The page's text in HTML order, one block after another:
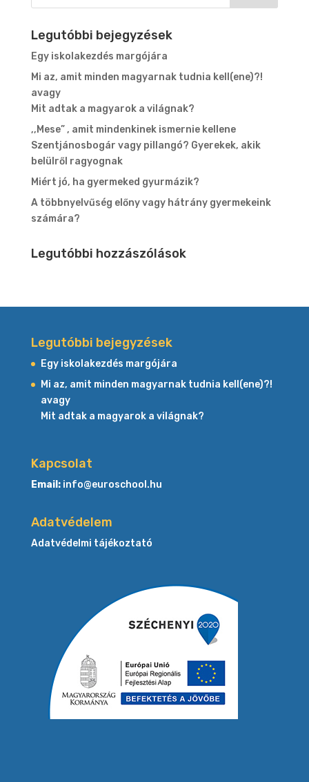
Legutóbbi bejegyzések
Egy iskolakezdés margójára
Mi az, amit minden magyarnak tudnia kell(ene)?!
avagy
Mit adtak a magyarok a világnak?
,,Mese” , amit mindenkinek ismernie kellene
Szentjánosbogár vagy pillangó? Gyerekek, akik
belülről ragyognak
Miért jó, ha gyermeked gyurmázik?
A többnyelvűség előny vagy hátrány gyermekeink
számára?
Legutóbbi hozzászólások
Legutóbbi bejegyzések
Egy iskolakezdés margójára
Mi az, amit minden magyarnak tudnia kell(ene)?!
avagy
Mit adtak a magyarok a világnak?
Kapcsolat
Email: info@euroschool.hu
Adatvédelem
Adatvédelmi tájékoztató